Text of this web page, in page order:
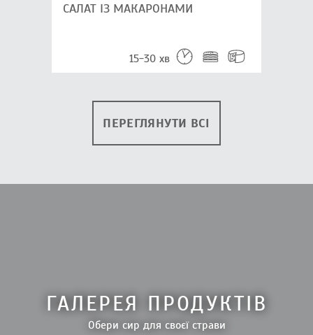
САЛАТ ІЗ МАКАРОНАМИ
15-30 хв
ПЕРЕГЛЯНУТИ ВСІ
ГАЛЕРЕЯ ПРОДУКТІВ
Обери сир для своєї страви